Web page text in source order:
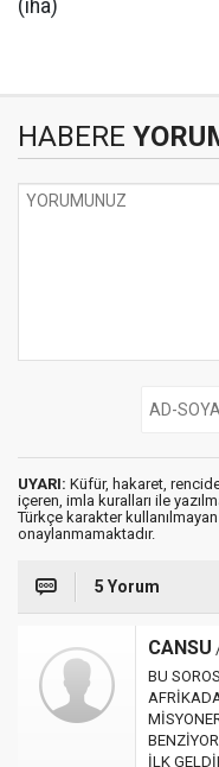
(iha)
HABERE
UYARI: Küfür, hakaret,
içeren, imla kuralları ile
Türkçe karakter
onaylanmamaktadır.
5 Yorum
CANSU
BU
İLK